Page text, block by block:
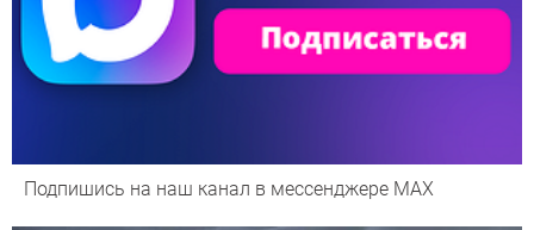
Подпишись на наш канал в мессенджере МАХ